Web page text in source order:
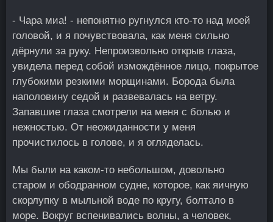
- Чара миа! - непонятно ругнулся кто-то над моей
головой, и я почувствовала, как меня сильно
дёрнули за руку. Непроизвольно открыв глаза,
увидела перед собой измождённое лицо, покрытое
глубокими резкими морщинами. Борода была
наполовину седой и развевалась на ветру.
Запавшие глаза смотрели на меня с болью и
нежностью. От неожиданности у меня
прочистилось в голове, и я огляделась.
Мы были на каком-то небольшом, довольно
старом и ободранном судне, которое, как яичную
скорлупку в мыльной воде по кругу, болтало в
море. Вокруг вспенивались волны, а человек,